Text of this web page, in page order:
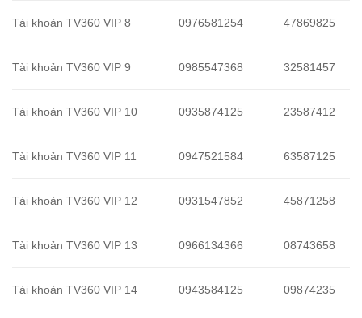
Tài khoản TV360 VIP 8 0976581254 47869825
Tài khoản TV360 VIP 9 0985547368 32581457
Tài khoản TV360 VIP 10 0935874125 23587412
Tài khoản TV360 VIP 11 0947521584 63587125
Tài khoản TV360 VIP 12 0931547852 45871258
Tài khoản TV360 VIP 13 0966134366 08743658
Tài khoản TV360 VIP 14 0943584125 09874235